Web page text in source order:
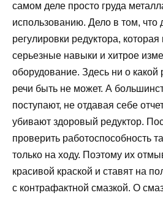
самом деле просто груда
использованию. Дело в том, что
регулировки редуктора,
серьезные навыки и хитрое
оборудование. Здесь ни о какой
речи быть не может. А
поступают, не отдавая себе
убивают здоровый редуктор.
проверить работоспособность
только на ходу. Поэтому их
красивой краской и ставят на
с контрафактной смазкой. О